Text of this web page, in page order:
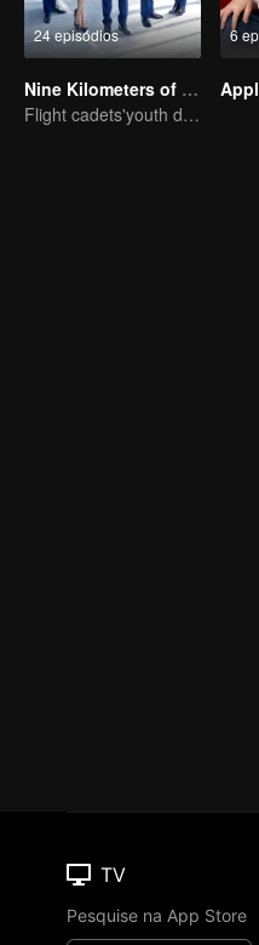
24 episódios
Nine Kilometers of Love
Flight cadets'youth dream-driven journey
6
TV
Pesquise na App Store